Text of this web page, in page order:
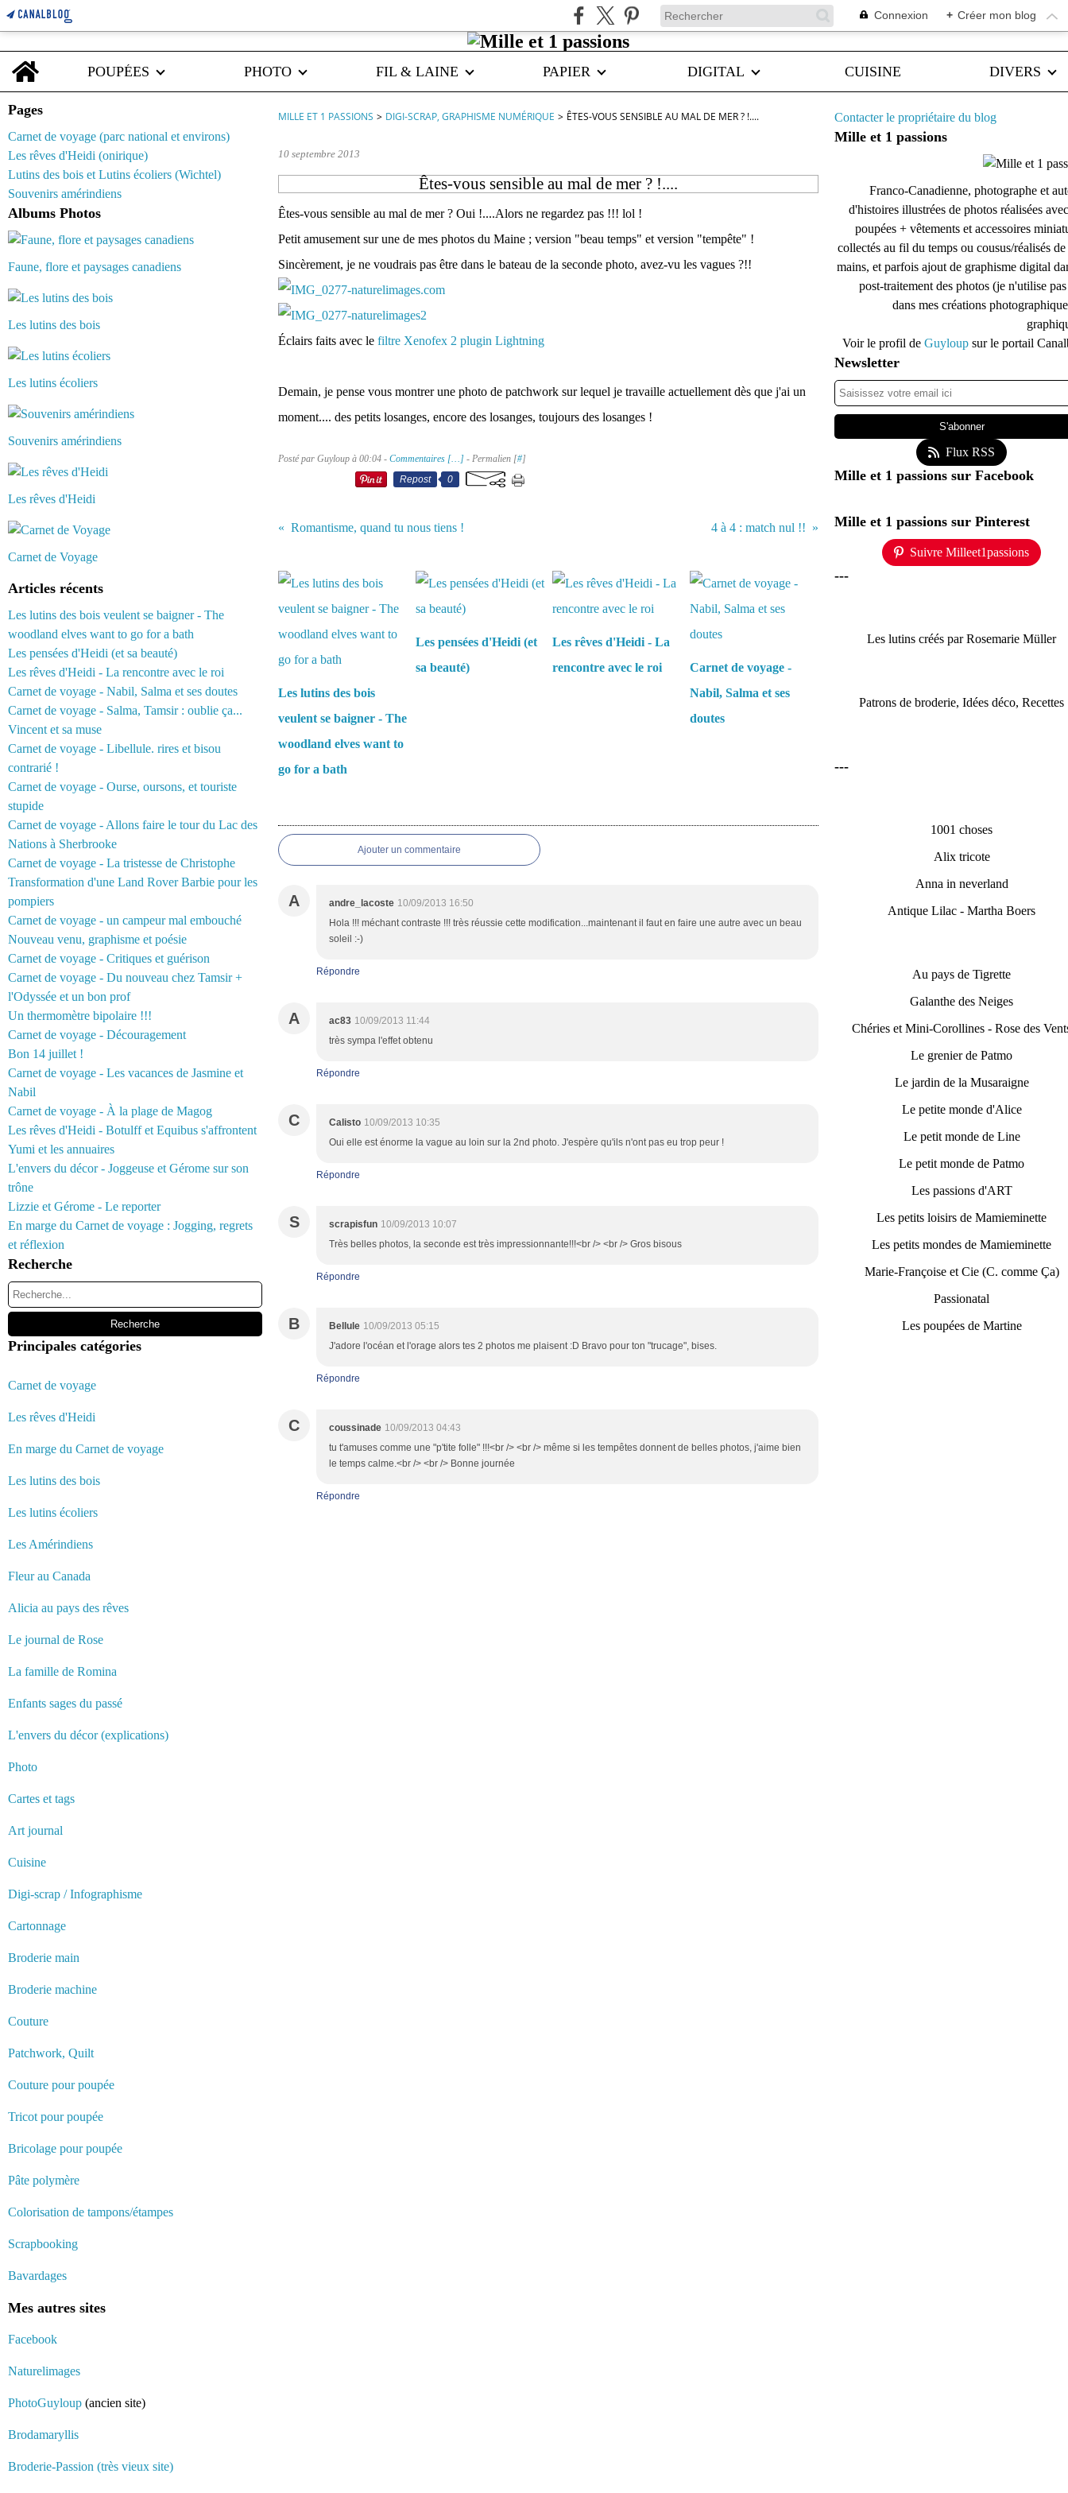
Connexion + Créer mon blog
Home
POUPÉES
PHOTO FIL & LAINE PAPIER DIGITAL CUISINE DIVERS
Pages
Carnet de voyage (parc national et environs)
Les rêves d'Heidi (onirique)
Lutins des bois et Lutins écoliers (Wichtel)
Souvenirs amérindiens
Albums Photos
Faune, flore et paysages canadiens
Les lutins des bois
Les lutins écoliers
Souvenirs amérindiens
Les rêves d'Heidi
Carnet de Voyage
Articles récents
Les lutins des bois veulent se baigner - The
woodland elves want to go for a bath
Les pensées d'Heidi (et sa beauté)
Les rêves d'Heidi - La rencontre avec le roi
Carnet de voyage - Nabil, Salma et ses doutes
Carnet de voyage - Salma, Tamsir : oublie ça...
Vincent et sa muse
Carnet de voyage - Libellule. rires et bisou
contrarié !
Carnet de voyage - Ourse, oursons, et touriste
stupide
Carnet de voyage - Allons faire le tour du Lac des
Nations à Sherbrooke
Carnet de voyage - La tristesse de Christophe
Transformation d'une Land Rover Barbie pour les
pompiers
Carnet de voyage - un campeur mal embouché
Nouveau venu, graphisme et poésie
Carnet de voyage - Critiques et guérison
Carnet de voyage - Du nouveau chez Tamsir +
l'Odyssée et un bon prof
Un thermomètre bipolaire !!!
Carnet de voyage - Découragement
Bon 14 juillet !
Carnet de voyage - Les vacances de Jasmine et
Nabil
Carnet de voyage - À la plage de Magog
Les rêves d'Heidi - Botulff et Equibus s'affrontent
Yumi et les annuaires
L'envers du décor - Joggeuse et Gérome sur son
trône
Lizzie et Gérome - Le reporter
En marge du Carnet de voyage : Jogging, regrets
et réflexion
Recherche
Principales catégories
Carnet de voyage
Les rêves d'Heidi
En marge du Carnet de voyage
Les lutins des bois
Les lutins écoliers
Les Amérindiens
Fleur au Canada
Alicia au pays des rêves
Le journal de Rose
La famille de Romina
Enfants sages du passé
L'envers du décor (explications)
Photo
Cartes et tags
Art journal
Cuisine
Digi-scrap / Infographisme
Cartonnage
Broderie main
Broderie machine
Couture
Patchwork, Quilt
Couture pour poupée
Tricot pour poupée
Bricolage pour poupée
Pâte polymère
Colorisation de tampons/étampes
Scrapbooking
Bavardages
Mes autres sites
Facebook
Naturelimages
PhotoGuyloup (ancien site)
Brodamaryllis
Broderie-Passion (très vieux site)
MILLE ET 1 PASSIONS > DIGI-SCRAP, GRAPHISME NUMÉRIQUE > ÊTES-VOUS SENSIBLE AU MAL DE MER ? !....
10 septembre 2013
Êtes-vous sensible au mal de mer ? !....
Êtes-vous sensible au mal de mer ? Oui !....Alors ne regardez pas !!! lol !
Petit amusement sur une de mes photos du Maine ; version "beau temps" et version "tempête" !
Sincèrement, je ne voudrais pas être dans le bateau de la seconde photo, avez-vu les vagues ?!!
Éclairs faits avec le filtre Xenofex 2 plugin Lightning
Demain, je pense vous montrer une photo de patchwork sur lequel je travaille actuellement dès que j'ai un
moment.... des petits losanges, encore des losanges, toujours des losanges !
Posté par Guyloup à 00:04 - Commentaires […] - Permalien [#]
Repost
0
Romantisme, quand tu nous tiens ! 4 à 4 : match nul !!
Les lutins des bois
veulent se baigner - The
woodland elves want to
go for a bath
Les pensées d'Heidi (et
sa beauté)
Les rêves d'Heidi - La
rencontre avec le roi
Carnet de voyage -
Nabil, Salma et ses
doutes
Ajouter un commentaire
A andre_lacoste 10/09/2013 16:50
Hola !!! méchant contraste !!! très réussie cette modification...maintenant il faut en faire une autre avec un beau
soleil :-)
Répondre
A ac83 10/09/2013 11:44
très sympa l'effet obtenu
Répondre
C Calisto 10/09/2013 10:35
Oui elle est énorme la vague au loin sur la 2nd photo. J'espère qu'ils n'ont pas eu trop peur !
Répondre
S scrapisfun 10/09/2013 10:07
Très belles photos, la seconde est très impressionnante!!!<br /> <br /> Gros bisous
Répondre
B Bellule 10/09/2013 05:15
J'adore l'océan et l'orage alors tes 2 photos me plaisent :D Bravo pour ton "trucage", bises.
Répondre
C coussinade 10/09/2013 04:43
tu t'amuses comme une "p'tite folle" !!!<br /> <br /> même si les tempêtes donnent de belles photos, j'aime bien
le temps calme.<br /> <br /> Bonne journée
Répondre
Contacter le propriétaire du blog
Mille et 1 passions
Franco-Canadienne, photographe et
d'histoires illustrées de photos réalisées
poupées + vêtements et accessoires
collectés au fil du temps ou cousus/réalisés de
mains, et parfois ajout de graphisme digital
post-traitement des photos (je n'utilise
dans mes créations
Voir le profil de Guyloup sur le portail
Newsletter
Flux RSS
Mille et 1 passions sur Facebook
Mille et 1 passions sur Pinterest
Suivre Milleet1passions
---
Les lutins créés par Rosemarie Müller
Patrons de broderie, Idées déco, Recettes
---
1001 choses
Alix tricote
Anna in neverland
Antique Lilac - Martha Boers
Au pays de Tigrette
Galanthe des Neiges
Chéries et Mini-Corollines - Rose des
Le grenier de Patmo
Le jardin de la Musaraigne
Le petite monde d'Alice
Le petit monde de Line
Le petit monde de Patmo
Les passions d'ART
Les petits loisirs de Mamieminette
Les petits mondes de Mamieminette
Marie-Françoise et Cie (C. comme Ça)
Passionatal
Les poupées de Martine